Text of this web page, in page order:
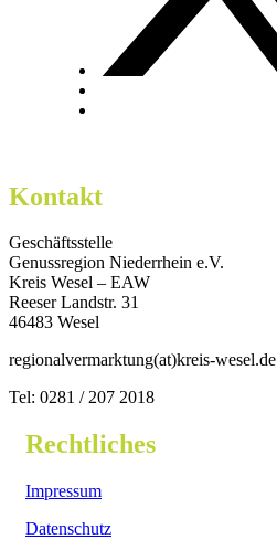
Kontakt
Geschäftsstelle
Genussregion Niederrhein e.V.
Kreis Wesel – EAW
Reeser Landstr. 31
46483 Wesel
regionalvermarktung(at)kreis-wesel.de
Tel: 0281 / 207 2018
Rechtliches
Impressum
Datenschutz